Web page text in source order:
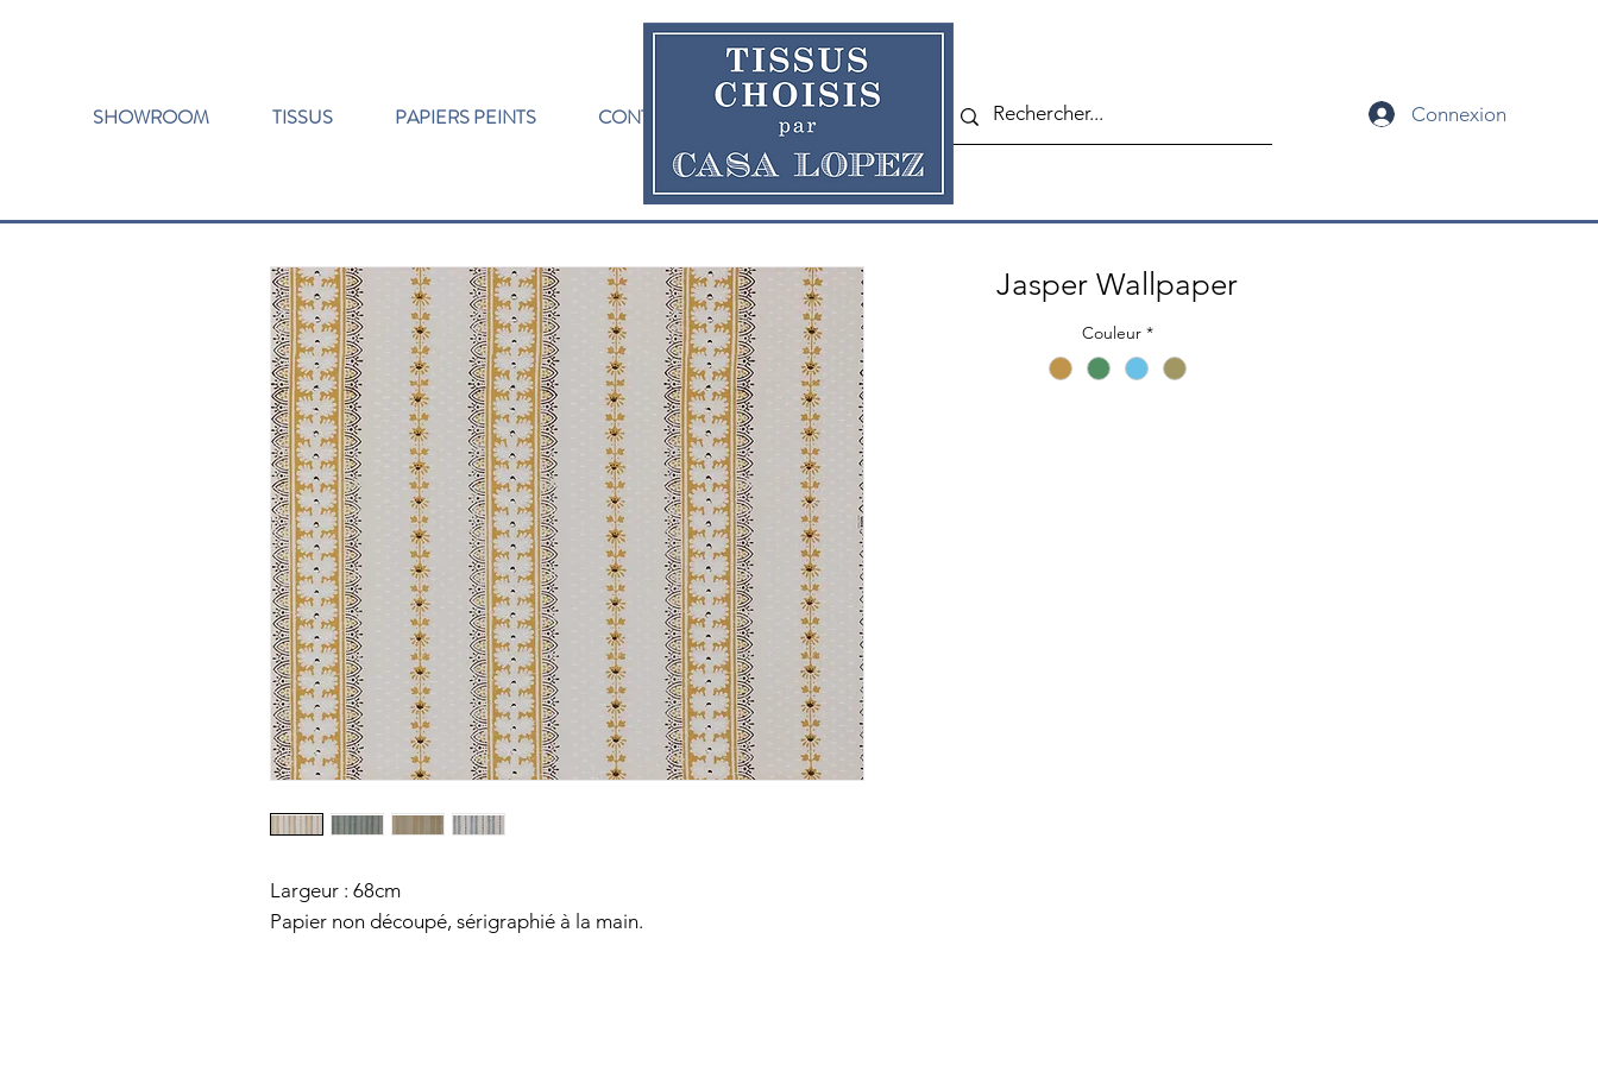
SHOWROOM TISSUS PAPIERS PEINTS CONTACT Connexion
Largeur : 68cm
Papier non découpé, sérigraphié à la main.
Jasper Wallpaper
Couleur *